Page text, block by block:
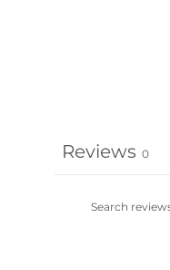
Reviews 0